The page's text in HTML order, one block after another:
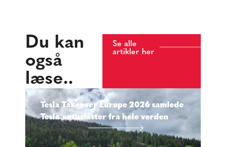
Du kan
også
læse..
Se alle
artikler her
Tesla Takeover Europe 2026 samlede
Tesla-entusiaster fra hele verden